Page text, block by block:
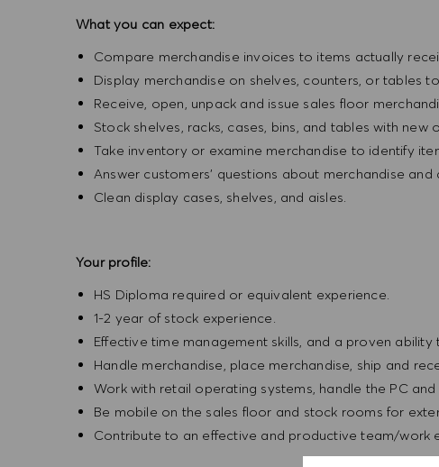
What you can expect:
Compare merchandise invoices to items actually
Display merchandise on shelves, counters, or tables
Receive, open, unpack and issue sales floor
Stock shelves, racks, cases, bins, and tables with new
Take inventory or examine merchandise to identify
Answer customers' questions about merchandise
Clean display cases, shelves, and aisles.
Your profile:
HS Diploma required or equivalent experience.
1-2 year of stock experience.
Effective time management skills, and a proven
Handle merchandise, place merchandise, ship and
Work with retail operating systems, handle the PC and
Be mobile on the sales floor and stock rooms for
Contribute to an effective and productive team/work